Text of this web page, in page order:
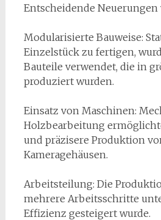
Entscheidende Neuerungen
Modularisierte Bauweise:
Einzelstück zu fertigen,
Bauteile verwendet, die in
produziert wurden.
Einsatz von Maschinen:
Holzbearbeitung
und präzisere Produktion
Kameragehäusen.
Arbeitsteilung: Die
mehrere Arbeitsschritte
Effizienz gesteigert wurde.